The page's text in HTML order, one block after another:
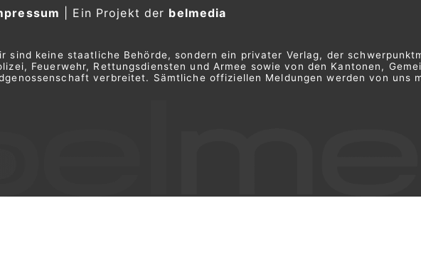
Gewerbestrasse und der Zufahrt zum Parkhaus City West
Weiterlesen